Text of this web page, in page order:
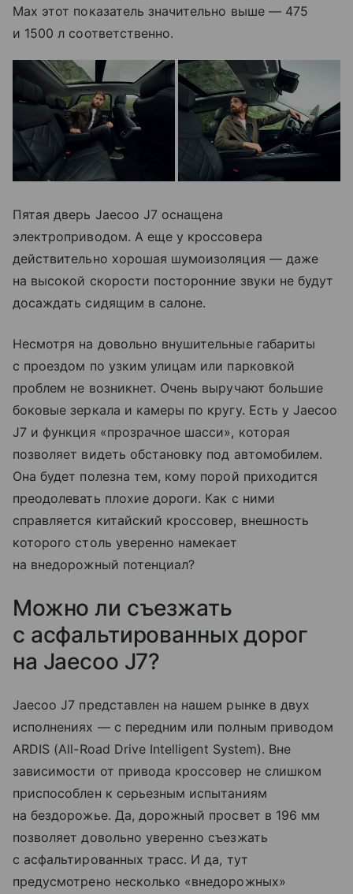
Max этот показатель значительно выше — 475
и 1500 л соответственно.
Пятая дверь Jaecoo J7 оснащена
электроприводом. А еще у кроссовера
действительно хорошая шумоизоляция — даже
на высокой скорости посторонние звуки не будут
досаждать сидящим в салоне.
Несмотря на довольно внушительные габариты
с проездом по узким улицам или парковкой
проблем не возникнет. Очень выручают большие
боковые зеркала и камеры по кругу. Есть у Jaecoo
J7 и функция «прозрачное шасси», которая
позволяет видеть обстановку под автомобилем.
Она будет полезна тем, кому порой приходится
преодолевать плохие дороги. Как с ними
справляется китайский кроссовер, внешность
которого столь уверенно намекает
на внедорожный потенциал?
Можно ли съезжать
с асфальтированных дорог
на Jaecoo J7?
Jaecoo J7 представлен на нашем рынке в двух
исполнениях — с передним или полным приводом
ARDIS (All-Road Drive Intelligent System). Вне
зависимости от привода кроссовер не слишком
приспособлен к серьезным испытаниям
на бездорожье. Да, дорожный просвет в 196 мм
позволяет довольно уверенно съезжать
с асфальтированных трасс. И да, тут
предусмотрено несколько «внедорожных»